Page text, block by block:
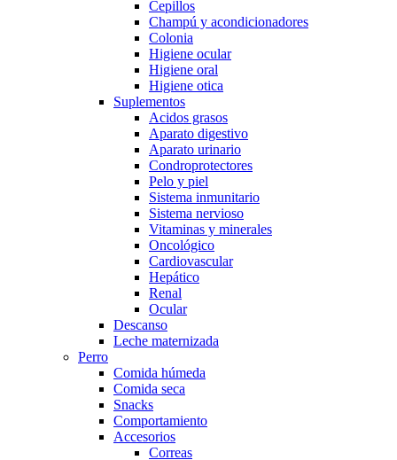
Cepillos
Champú y acondicionadores
Colonia
Higiene ocular
Higiene oral
Higiene otica
Suplementos
Acidos grasos
Aparato digestivo
Aparato urinario
Condroprotectores
Pelo y piel
Sistema inmunitario
Sistema nervioso
Vitaminas y minerales
Oncológico
Cardiovascular
Hepático
Renal
Ocular
Descanso
Leche maternizada
Perro
Comida húmeda
Comida seca
Snacks
Comportamiento
Accesorios
Correas